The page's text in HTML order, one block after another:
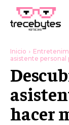
Inicio
asistente
hacer